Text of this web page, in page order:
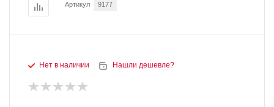
Артикул 9177
Нет в наличии Нашли дешевле?